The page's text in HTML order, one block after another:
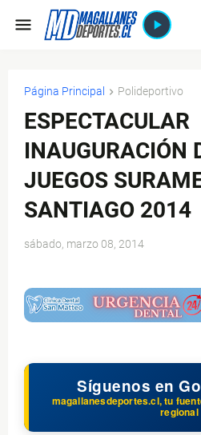
Página Principal Polideportivo
ESPECTACULAR
INAUGURACIÓN
JUEGOS
SANTIAGO 2014
sábado, marzo 08, 2014
Síguenos en
magallanesdeportes.cl, tu
regional